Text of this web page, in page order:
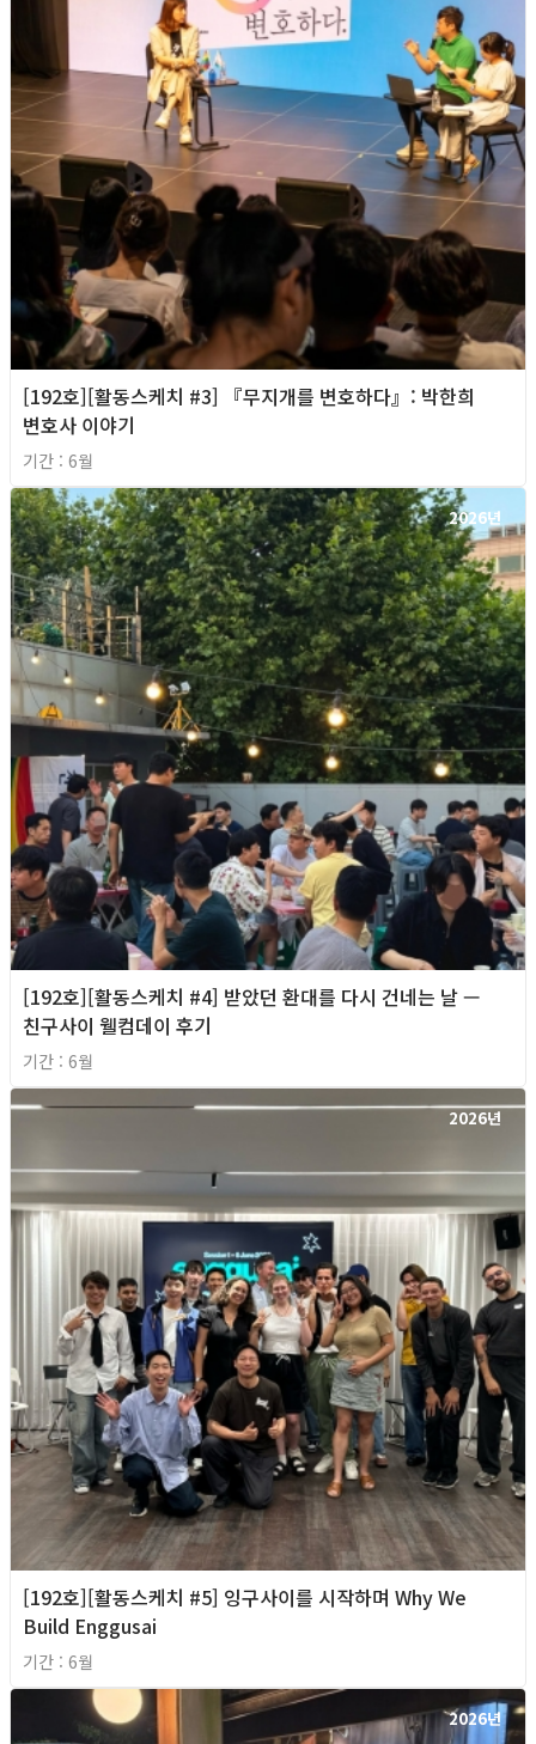
[192호][활동스케치 #3] 『무지개를 변호하다』: 박한희
변호사 이야기
기간 : 6월
2026년
[192호][활동스케치 #4] 받았던 환대를 다시 건네는 날 —
친구사이 웰컴데이 후기
기간 : 6월
2026년
[192호][활동스케치 #5] 잉구사이를 시작하며 Why We
Build Enggusai
기간 : 6월
2026년